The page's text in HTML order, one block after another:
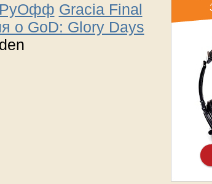
РуОфф Gracia Final
о GoD: Glory Days